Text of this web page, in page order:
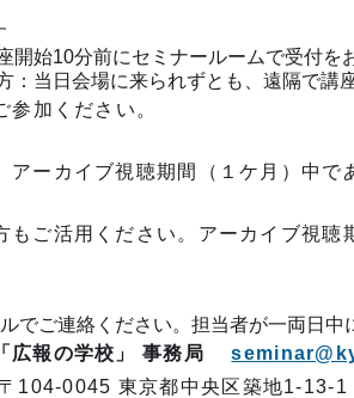
始10分前にセミナールームで受付を
当日会場に来られずとも、遠隔で講
加ください。
アーカイブ視聴期間（１ケ月）中で
もご活用ください。アーカイブ視聴
でご連絡ください。担当者が一両日中
」 事務局
都中央区築地1-13-1 銀座